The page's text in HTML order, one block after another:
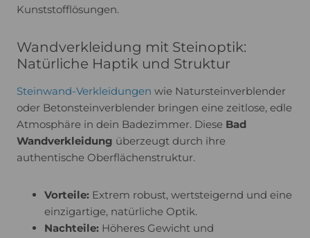
Kunststofflösungen.
Wandverkleidung mit Steinoptik:
Natürliche Haptik und Struktur
Steinwand-Verkleidungen wie Natursteinverblender
oder Betonsteinverblender bringen eine zeitlose, edle
Atmosphäre in dein Badezimmer. Diese Bad
Wandverkleidung überzeugt durch ihre
authentische Oberflächenstruktur.
Vorteile: Extrem robust, wertsteigernd und eine
einzigartige, natürliche Optik.
Nachteile: Höheres Gewicht und